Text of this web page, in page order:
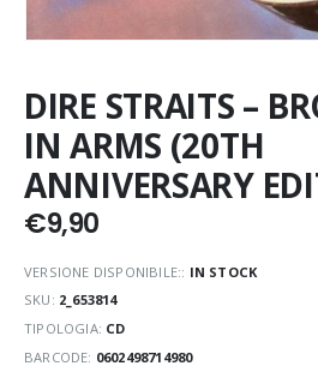
DIRE STRAITS –
IN ARMS (20TH
ANNIVERSARY
€9,90
VERSIONE DISPONIBILE:: IN STOCK
SKU: 2_653814
TIPOLOGIA: CD
BARCODE: 0602498714980